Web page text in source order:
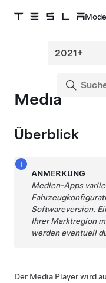
Media
Überblick
ANMERKUNG
Medien-Apps
Softwareversion.
Ihrer Marktregion
werden eventuell
Der Media Player wird